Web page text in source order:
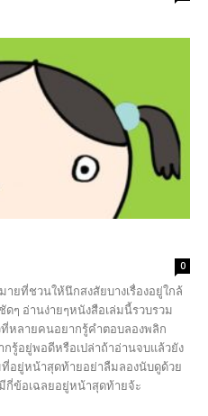
0
ายที่ชวนให้นึกสงสัยบางเรื่องอยู่ใกล้
ดๆ อ่านง่ายๆหนังสือเล่มนี้รวบรวม
ที่หลายคนอยากรู้คำตอบลองพลิก
รู้อยู่พอดีหรือเปล่าถ้าอ่านจบแล้วยัง
อยู่หน้าสุดท้ายอย่าลืมลองนับดูด้วย
กี่ข้อเฉลยอยู่หน้าสุดท้ายจ้ะ